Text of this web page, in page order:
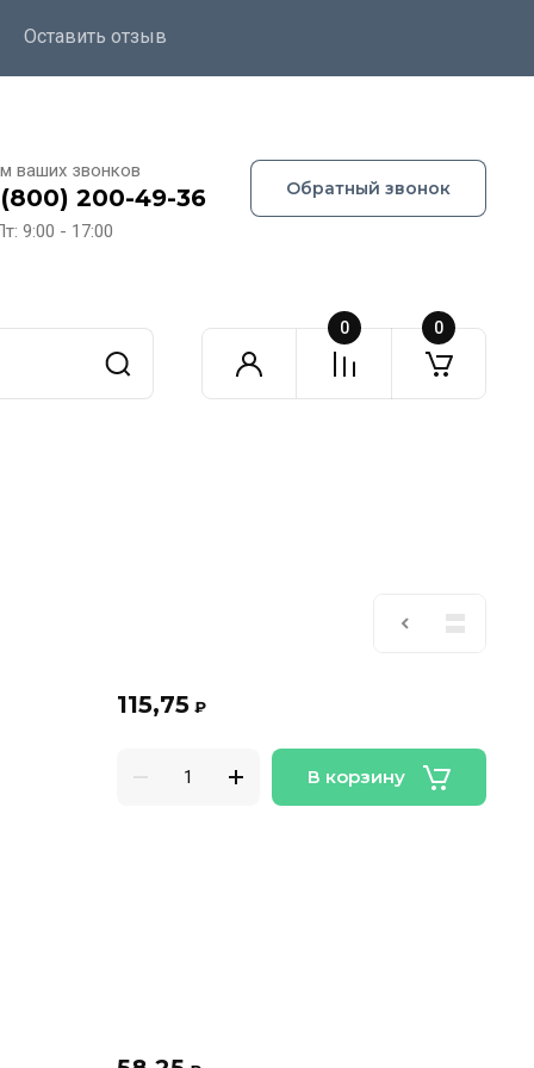
Оставить отзыв
ваших звонков
200-49-36
9:00 - 17:00
Обратный звонок
0 0
115,75 ₽
В корзину